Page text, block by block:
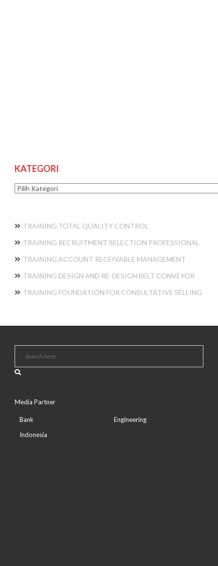
KATEGORI
Kategori
TRAINING TOTAL QUALITY CONTROL
TRAINING RECRUITMENT SELECTION PROFESSIONAL
TRAINING ACCOUNT RECEIVABLE MANAGEMENT
TRAINING DESIGN AND RE-DESIGN BELT CONVEYOR
TRAINING FOUNDATION FOR CONSULTATIVE SELLING
Media Partner
Bank
Indonesia
Engineering